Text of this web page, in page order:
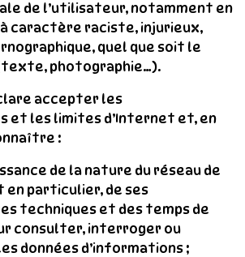
de l’utilisateur, notamment en
à caractère raciste, injurieux,
quel que soit le
photographie…).
accepter les
et les limites d’Internet et, en
:
de la nature du réseau de
particulier, de ses
techniques et des temps de
consulter, interroger ou
données d’informations ;